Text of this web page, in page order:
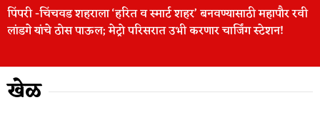
पिंपरी -चिंचवड शहराला ‘हरित व स्मार्ट शहर’ बनवण्यासाठी महापौर रवी
लांडगे यांचे ठोस पाऊल; मेट्रो परिसरात उभी करणार चार्जिंग स्टेशन!
खेळ